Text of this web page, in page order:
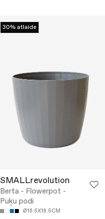
30% atlaide
SMALLrevolution
Berta - Flowerpot -
Puķu podi
Ø16.5X18.5CM